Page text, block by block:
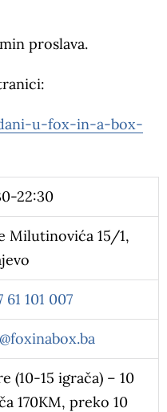
proslava.
u-fox-in-a-box-
22:30
Milutinovića 15/1,
61 101 007
(10-15 igrača) – 10
170KM, preko 10